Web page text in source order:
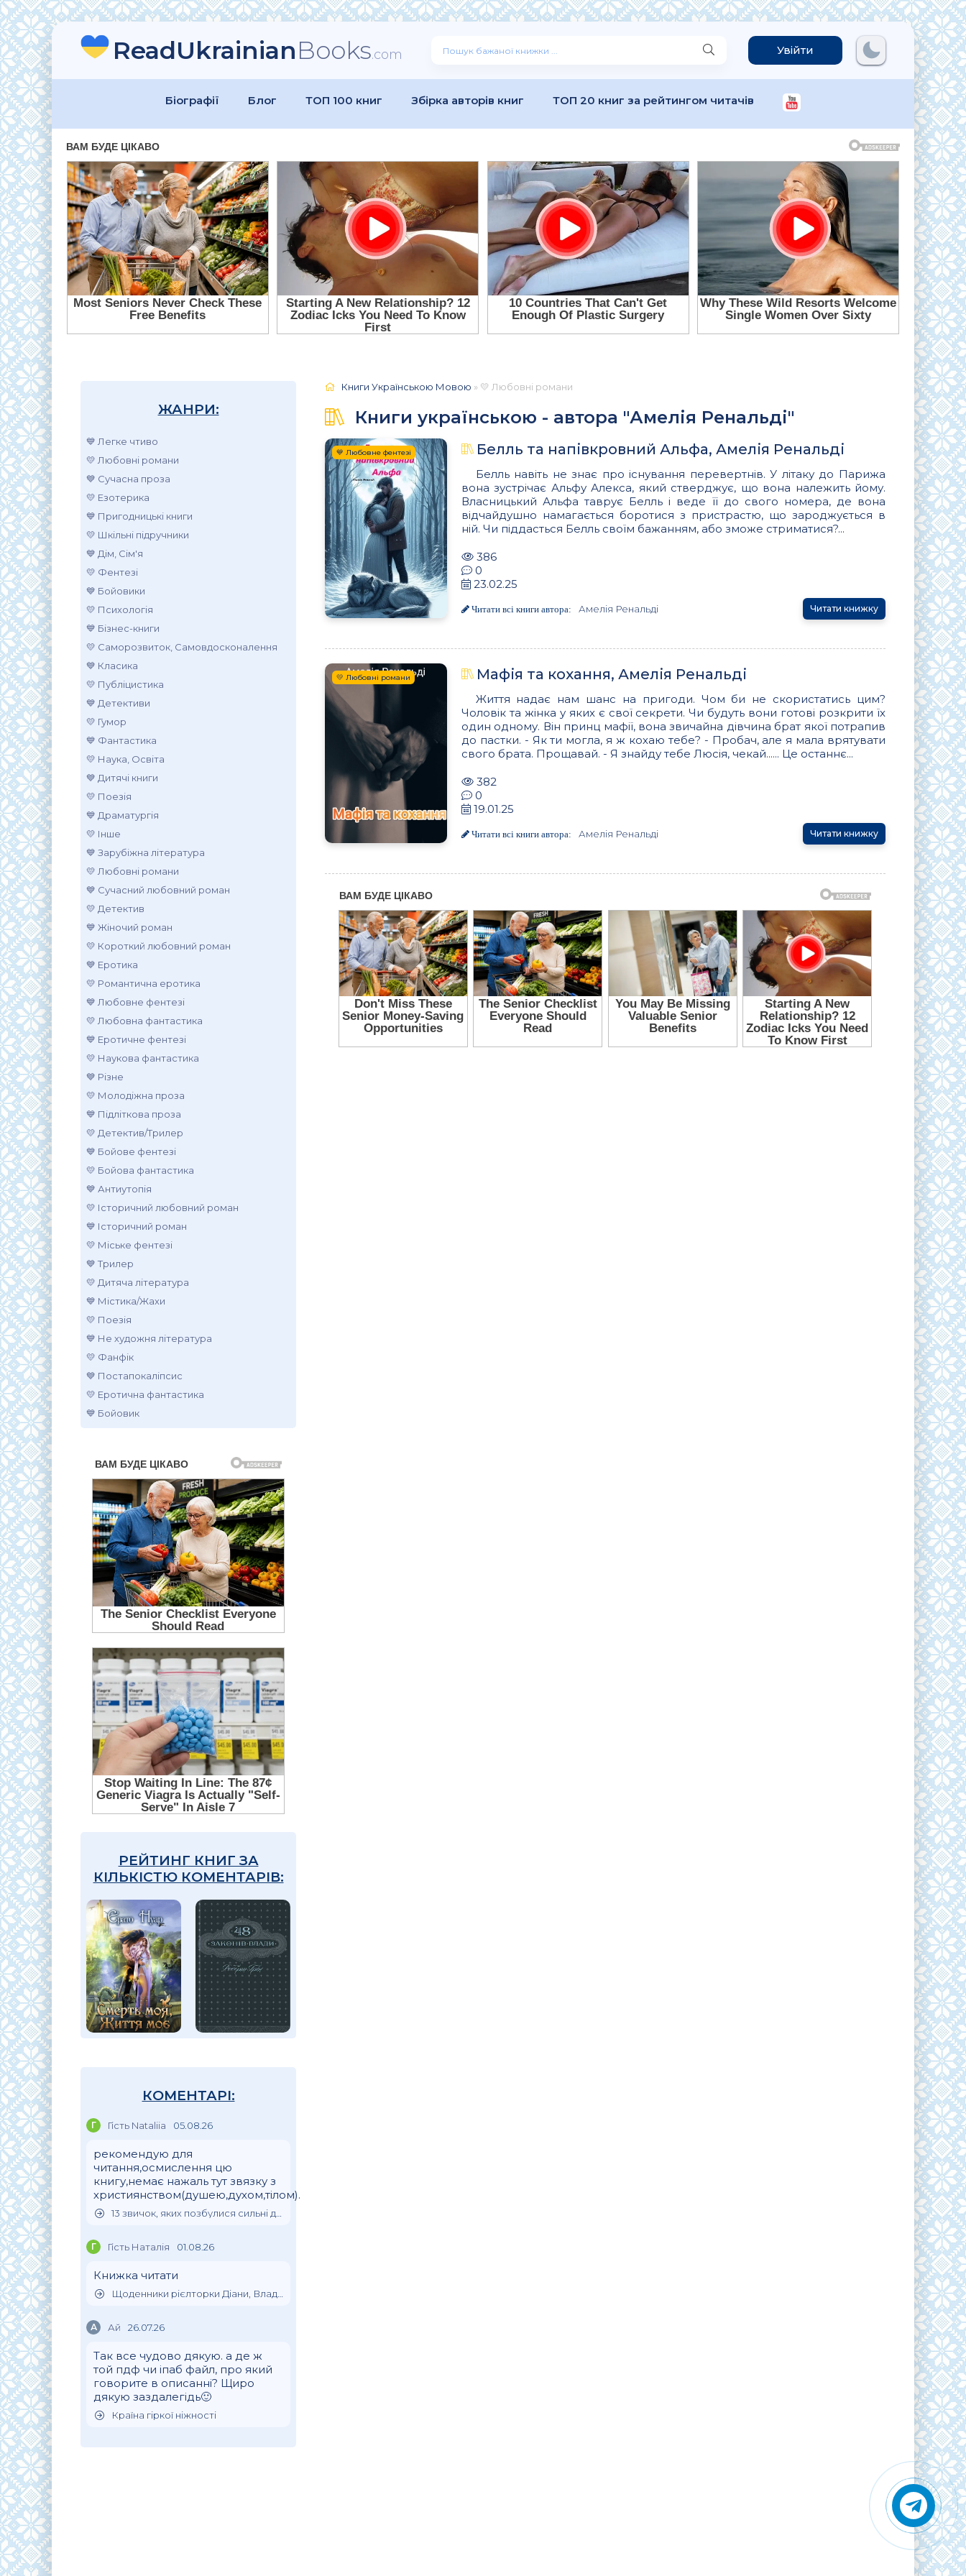
ReadUkrainianBooks.com Увійти
Біографії Блог ТОП 100 книг Збірка авторів книг ТОП 20 книг за рейтингом читачів
ЖАНРИ:
💙 Легке чтиво
💛 Любовні романи
💙 Сучасна проза
💛 Езотерика
💙 Пригодницькі книги
💛 Шкільні підручники
💙 Дім, Сім'я
💛 Фентезі
💙 Бойовики
💛 Психологія
💙 Бізнес-книги
💛 Саморозвиток, Самовдосконалення
💙 Класика
💛 Публіцистика
💙 Детективи
💛 Гумор
💙 Фантастика
💛 Наука, Освіта
💙 Дитячі книги
💛 Поезія
💙 Драматургія
💛 Інше
💙 Зарубіжна література
💛 Любовні романи
💙 Сучасний любовний роман
💛 Детектив
💙 Жіночий роман
💛 Короткий любовний роман
💙 Еротика
💛 Романтична еротика
💙 Любовне фентезі
💛 Любовна фантастика
💙 Еротичне фентезі
💛 Наукова фантастика
💙 Різне
💛 Молодіжна проза
💙 Підліткова проза
💛 Детектив/Трилер
💙 Бойове фентезі
💛 Бойова фантастика
💙 Антиутопія
💛 Історичний любовний роман
💙 Історичний роман
💛 Міське фентезі
💙 Трилер
💛 Дитяча література
💙 Містика/Жахи
💛 Поезія
💙 Не художня література
💛 Фанфік
💙 Постапокаліпсис
💛 Еротична фантастика
💙 Бойовик
РЕЙТИНГ КНИГ ЗА
КІЛЬКІСТЮ КОМЕНТАРІВ:
КОМЕНТАРІ:
Г Гість Nataliia 05.08.26
рекомендую для
читання,осмислення цю
книгу,немає нажаль тут звязку з
християнством(душею,духом,тілом).
13 звичок, яких позбулися сильні духом люди
Г Гість Наталія 01.08.26
Книжка читати
Щоденники рієлторки Діани, Влада Клімова
А Ай 26.07.26
Так все чудово дякую. а де ж
той пдф чи іпаб файл, про який
говорите в описанні? Щиро
дякую заздалегідь🙂
Країна гіркої ніжності
Книги Українською Мовою » 💛 Любовні романи
Книги українською - автора "Амелія Ренальді"
💙 Любовне фентезі Белль та напівкровний Альфа, Амелія Ренальді
Белль навіть не знає про існування перевертнів. У літаку до Парижа
вона зустрічає Альфу Алекса, який стверджує, що вона належить йому.
Власницький Альфа таврує Белль і веде її до свого номера, де вона
відчайдушно намагається боротися з пристрастю, що зароджується в
ній. Чи піддасться Белль своїм бажанням, або зможе стриматися?...
386
0
23.02.25
Читати всі книги автора: Амелія Ренальді Читати книжку
💛 Любовні романи Мафія та кохання, Амелія Ренальді
Життя надає нам шанс на пригоди. Чом би не скористатись цим?
Чоловік та жінка у яких є свої секрети. Чи будуть вони готові розкрити їх
один одному. Він принц мафії, вона звичайна дівчина брат якої потрапив
до пастки. - Як ти могла, я ж кохаю тебе? - Пробач, але я мала врятувати
свого брата. Прощавай. - Я знайду тебе Люсія, чекай...... Це останнє...
382
0
19.01.25
Читати всі книги автора: Амелія Ренальді Читати книжку